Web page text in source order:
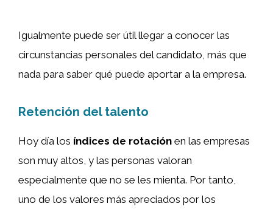
Igualmente puede ser útil llegar a conocer las
circunstancias personales del candidato, más que
nada para saber qué puede aportar a la empresa.
Retención del talento
Hoy día los índices de rotación en las empresas
son muy altos, y las personas valoran
especialmente que no se les mienta. Por tanto,
uno de los valores más apreciados por los